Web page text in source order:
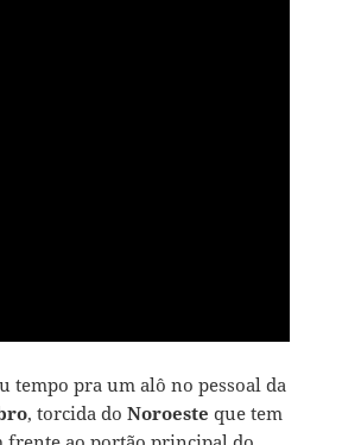
tempo pra um alô no pessoal da
, torcida do Noroeste que tem